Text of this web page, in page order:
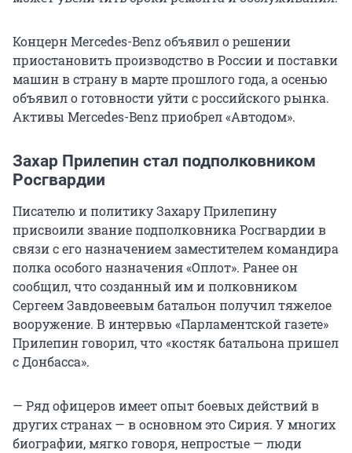
Концерн Mercedes-Benz объявил о решении
приостановить производство в России и поставки
машин в страну в марте прошлого года, а осенью
объявил о готовности уйти с российского рынка.
Активы Mercedes-Benz приобрел «Автодом».
Захар Прилепин стал подполковником
Росгвардии
Писателю и политику Захару Прилепину
присвоили звание подполковника Росгвардии в
связи с его назначением заместителем командира
полка особого назначения «Оплот». Ранее он
сообщил, что созданный им и полковником
Сергеем Завдовеевым батальон получил тяжелое
вооружение. В интервью «Парламентской газете»
Прилепин говорил, что «костяк батальона пришел
с Донбасса».
— Ряд офицеров имеет опыт боевых действий в
других странах — в основном это Сирия. У многих
биографии, мягко говоря, непростые — люди